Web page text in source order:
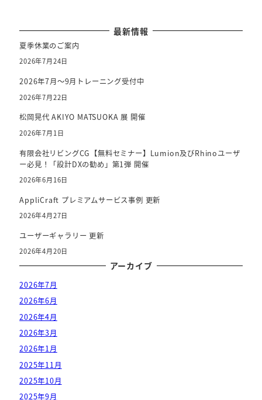
b
o
o
最新情報
夏季休業のご案内
2026年7月24日
2026年7月～9月トレーニング受付中
2026年7月22日
松岡晃代 AKIYO MATSUOKA 展 開催
2026年7月1日
有限会社リビングCG【無料セミナー】Lumion及びRhinoユーザ
ー必見！「設計DXの勧め」第1弾 開催
2026年6月16日
AppliCraft プレミアムサービス事例 更新
2026年4月27日
ユーザーギャラリー 更新
2026年4月20日
アーカイブ
2026年7月
2026年6月
2026年4月
2026年3月
2026年1月
2025年11月
2025年10月
2025年9月